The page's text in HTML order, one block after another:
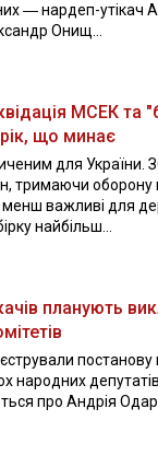
― нардеп-утікач
Онищ...
МСЕК та
що минає
для
тримаючи оборону
важливі для
найбільш...
планують
народних
про Андрія